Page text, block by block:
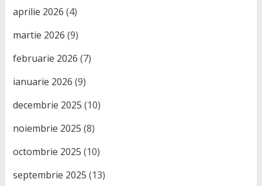
aprilie 2026 (4)
martie 2026 (9)
februarie 2026 (7)
ianuarie 2026 (9)
decembrie 2025 (10)
noiembrie 2025 (8)
octombrie 2025 (10)
septembrie 2025 (13)